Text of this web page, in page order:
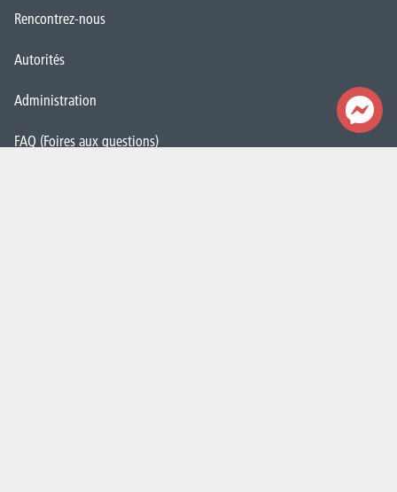
Rencontrez-nous
Autorités
Administration
FAQ (Foires aux questions)